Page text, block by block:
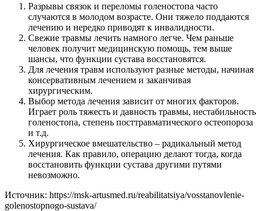
Разрывы связок и переломы голеностопа часто
случаются в молодом возрасте. Они тяжело поддаются
лечению и нередко приводят к инвалидности.
Свежие травмы лечить намного легче. Чем раньше
человек получит медицинскую помощь, тем выше
шансы, что функции сустава восстановятся.
Для лечения травм используют разные методы, начиная
консервативным лечением и заканчивая
хирургическим.
Выбор метода лечения зависит от многих факторов.
Играет роль тяжесть и давность травмы, нестабильность
голеностопа, степень посттравматического остеопороза
и т.д.
Хирургическое вмешательство – радикальный метод
лечения. Как правило, операцию делают тогда, когда
восстановить функции сустава другими путями
невозможно.
Источник: https://msk-artusmed.ru/reabilitatsiya/vosstanovlenie-
golenostopnogo-sustava/